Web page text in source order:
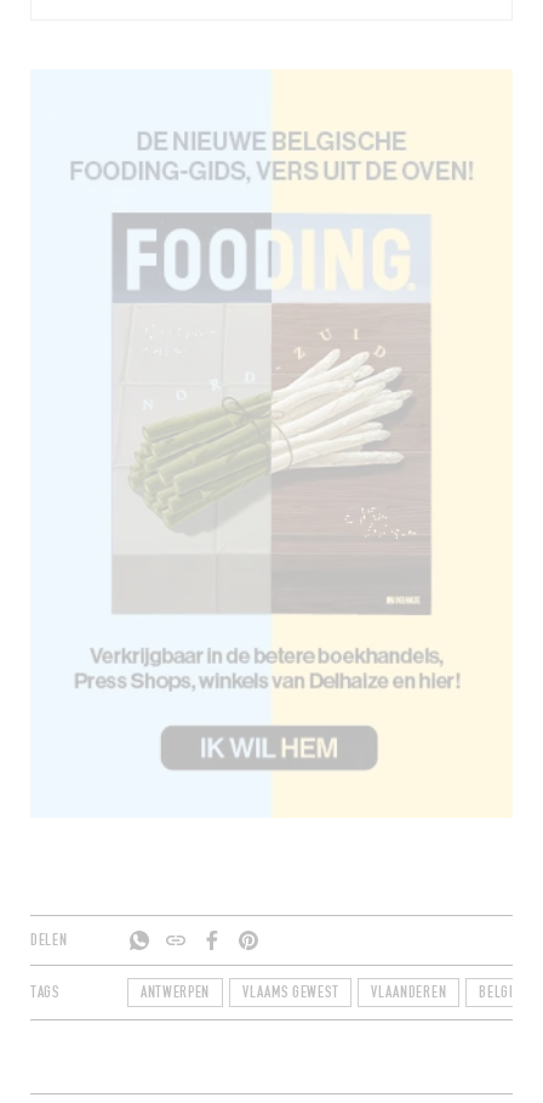
DELEN
TAGS ANTWERPEN VLAAMS GEWEST VLAANDEREN BELGIË